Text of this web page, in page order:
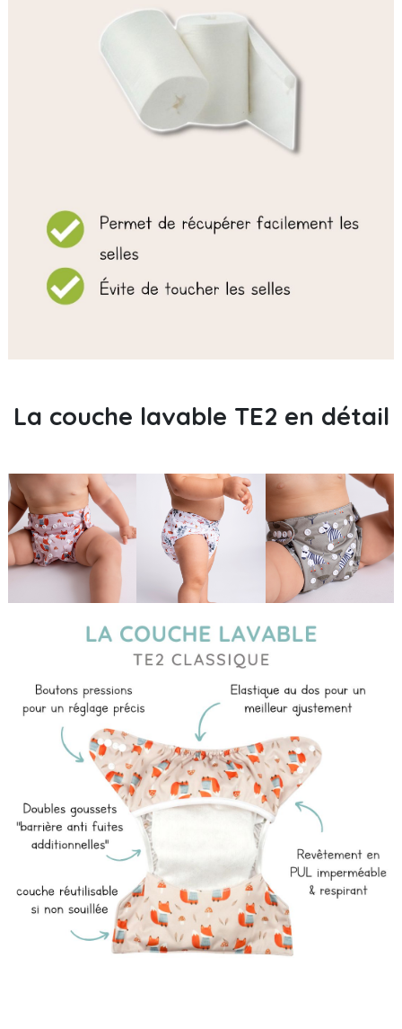
La couche lavable TE2 en détail